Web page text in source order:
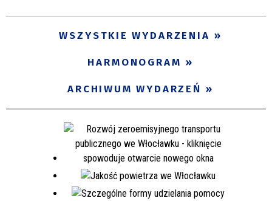
WSZYSTKIE WYDARZENIA
HARMONOGRAM
ARCHIWUM WYDARZEŃ